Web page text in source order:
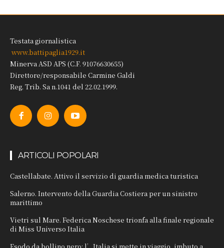
Testata giornalistica
www.battipaglia1929.it
Minerva ASD APS (C.F. 91076630655)
Direttore/responsabile Carmine Galdi
Reg. Trib. Sa n.1041 del 22.02.1999.
ARTICOLI POPOLARI
Castellabate. Attivo il servizio di guardia medica turistica
Salerno. Intervento della Guardia Costiera per un sinistro
marittimo
Vietri sul Mare. Federica Noschese trionfa alla finale regionale
di Miss Universo Italia